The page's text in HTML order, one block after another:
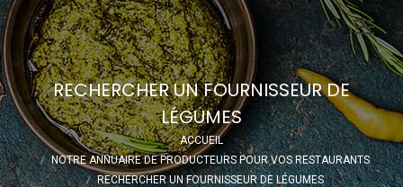
Recherche
:
RECHERCHER UN FOURNISSEUR DE
LÉGUMES
Vous êtes ici :
ACCUEIL
NOTRE ANNUAIRE DE PRODUCTEURS POUR VOS RESTAURANTS
RECHERCHER UN FOURNISSEUR DE LÉGUMES